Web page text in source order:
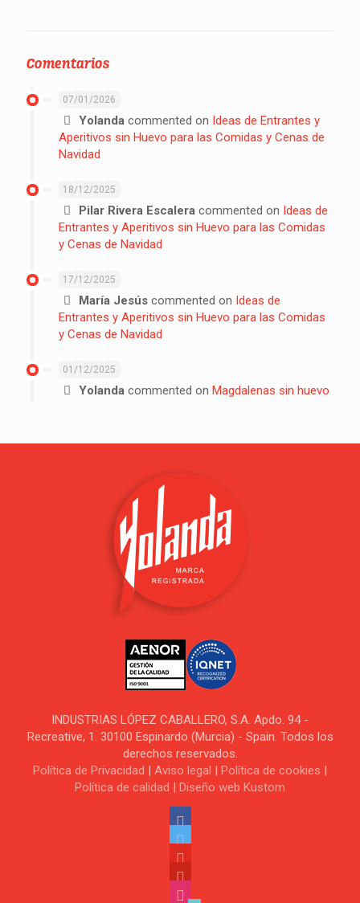
Comentarios
07/01/2026
Yolanda commented on Ideas de Entrantes y
Aperitivos sin Huevo para las Comidas y Cenas de
Navidad
18/12/2025
Pilar Rivera Escalera commented on Ideas de
Entrantes y Aperitivos sin Huevo para las Comidas
y Cenas de Navidad
17/12/2025
María Jesús commented on Ideas de
Entrantes y Aperitivos sin Huevo para las Comidas
y Cenas de Navidad
01/12/2025
Yolanda commented on Magdalenas sin huevo
INDUSTRIAS LÓPEZ CABALLERO, S.A. Apdo. 94 -
Recreative, 1. 30100 Espinardo (Murcia) - Spain. Todos los
derechos reservados.
Política de Privacidad | Aviso legal | Política de cookies |
Política de calidad | Diseño web Kustom